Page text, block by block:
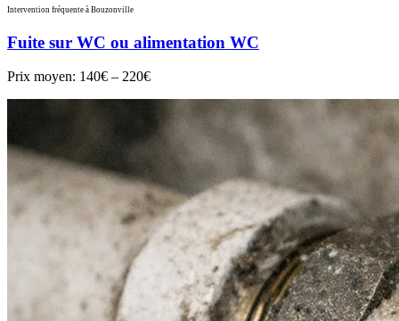
Intervention fréquente à Bouzonville
Fuite sur WC ou alimentation WC
Prix moyen: 140€ – 220€